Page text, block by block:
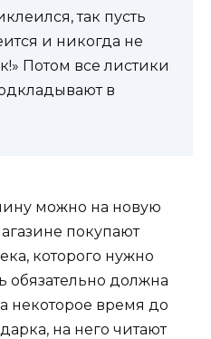
так пусть
и никогда не
Потом все листики
в
можно на новую
покупают
которого нужно
должна
некоторое время до
на него читают